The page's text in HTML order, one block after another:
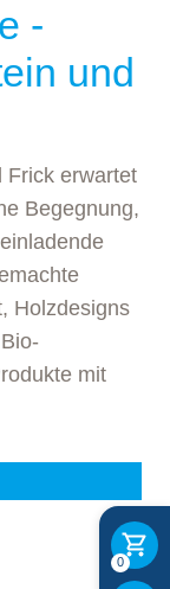
-
und
Frick erwartet
Begegnung,
Holzdesigns
mit
0